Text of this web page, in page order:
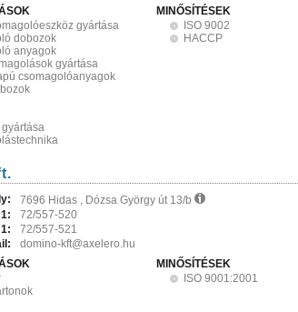
gyártása
dobozok
anyagok
gyártása
csomagolóanyagok
MINŐSÍTÉSEK
ISO 9002
HACCP
7696 Hidas , Dózsa György út 13/b
72/557-520
72/557-521
domino-kft@axelero.hu
MINŐSÍTÉSEK
ISO 9001:2001